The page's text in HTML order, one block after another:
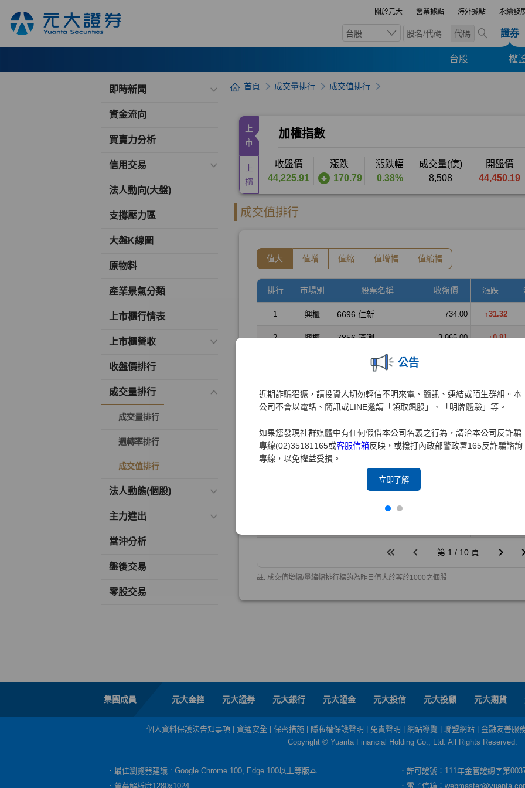
關於元大 營業據點 海外據點 永續發
台股 代碼 證券
台股 權
公告
近期詐騙猖獗，請投資人切勿輕信不明來電、簡訊、連結或陌生群組。本
公司不會以電話、簡訊或LINE邀請「領取飆股」、「明牌體驗」等。
如果您發現社群媒體中有任何假借本公司名義之行為，請洽本公司反詐騙
專線(02)35181165或客服信箱反映，或撥打內政部警政署165反詐騙諮詢
專線，以免權益受損。
立即了解
即時新聞
資金流向
買賣力分析
信用交易
法人動向(大盤)
支撐壓力區
大盤K線圖
原物料
產業景氣分類
上市櫃行情表
上市櫃營收
收盤價排行
成交量排行
成交量排行
週轉率排行
成交值排行
法人動態(個股)
主力進出
當沖分析
盤後交易
零股交易
首頁 成交量排行 成交值排行
集團成員 元大金控 元大證券 元大銀行 元大證金 元大投信 元大投顧 元大期貨
個人資料保護法告知事項 資通安全 保密措施 隱私權保護聲明 免責聲明 網站導覽 聯盟網站
金融友善服
Copyright © Yuanta Financial Holding Co., Ltd. All Rights Reserved.
．最佳瀏覽器建議 : Google Chrome 100, Edge 100以上等版本
．許可證號：111年金管證總字第
．螢幕解析度1280x1024
．電子信箱：